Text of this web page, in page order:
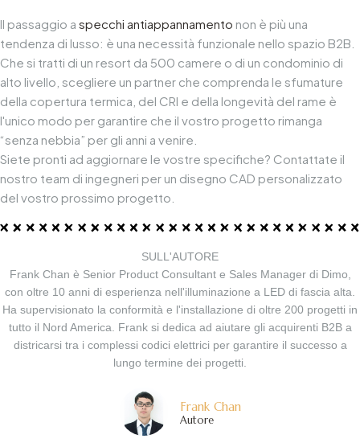
Il passaggio a specchi antiappannamento non è più una
tendenza di lusso: è una necessità funzionale nello spazio B2B.
Che si tratti di un resort da 500 camere o di un condominio di
alto livello, scegliere un partner che comprenda le sfumature
della copertura termica, del CRI e della longevità del rame è
l'unico modo per garantire che il vostro progetto rimanga
“senza nebbia” per gli anni a venire.
Siete pronti ad aggiornare le vostre specifiche? Contattate il
nostro team di ingegneri per un disegno CAD personalizzato
del vostro prossimo progetto.
SULL'AUTORE
Frank Chan è Senior Product Consultant e Sales Manager di Dimo,
con oltre 10 anni di esperienza nell'illuminazione a LED di fascia alta.
Ha supervisionato la conformità e l'installazione di oltre 200 progetti in
tutto il Nord America. Frank si dedica ad aiutare gli acquirenti B2B a
districarsi tra i complessi codici elettrici per garantire il successo a
lungo termine dei progetti.
Frank Chan
Autore